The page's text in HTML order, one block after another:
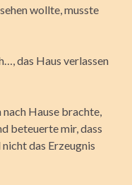
wollte, musste
das Haus verlassen
nach Hause brachte,
beteuerte mir, dass
das Erzeugnis